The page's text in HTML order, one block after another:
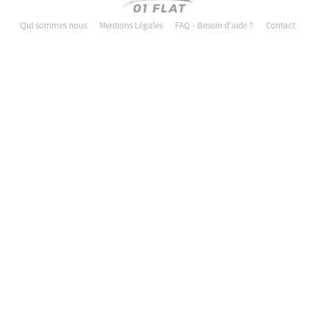
Qui sommes nous Mentions Légales FAQ - Besoin d'aide ? Contact